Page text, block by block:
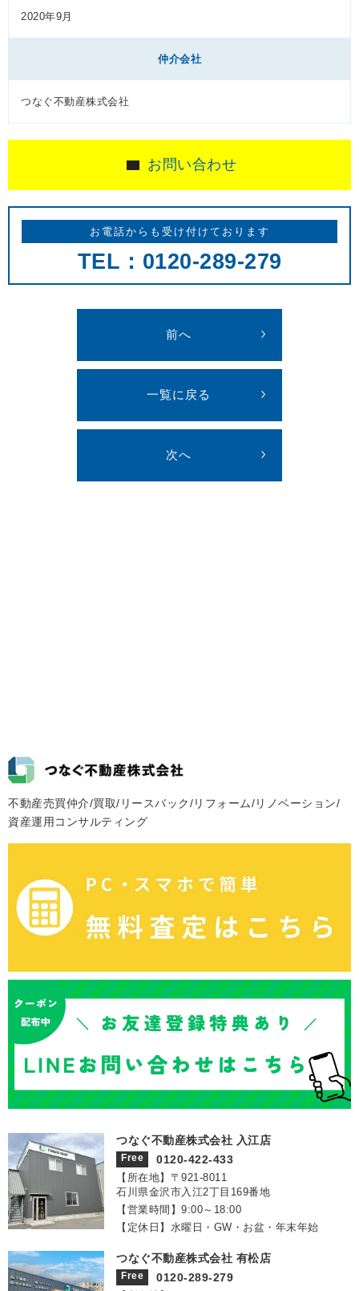
2020年9月
仲介会社
つなぐ不動産株式会社
お問い合わせ
お電話からも受け付けております
TEL：0120-289-279
前へ
一覧に戻る
次へ
不動産売買仲介/買取/リースバック/リフォーム/リノベーション/
資産運用コンサルティング
つなぐ不動産株式会社 入江店
Free 0120-422-433
【所在地】〒921‐8011
石川県金沢市入江2丁目169番地
【営業時間】9:00～18:00
【定休日】水曜日・GW・お盆・年末年始
つなぐ不動産株式会社 有松店
Free 0120-289-279